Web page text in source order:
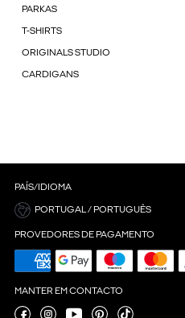
PARKAS
T-SHIRTS
ORIGINALS STUDIO
CARDIGANS
PAÍS/IDIOMA
PORTUGAL / PORTUGUÊS
PROVEDORES DE PAGAMENTO
MANTER EM CONTACTO